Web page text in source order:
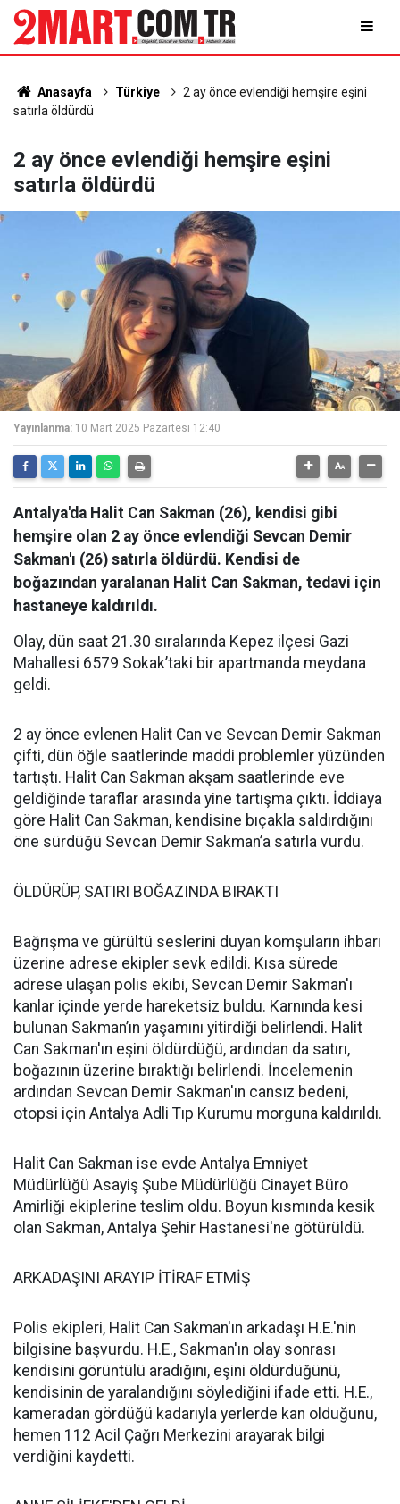
Anasayfa Türkiye
2 ay önce evlendiği hemşire eşini
satırla öldürdü
2 ay önce evlendiği hemşire eşini
satırla öldürdü
Yayınlanma: 10 Mart 2025 Pazartesi 12:40
Antalya'da Halit Can Sakman (26), kendisi gibi
hemşire olan 2 ay önce evlendiği Sevcan Demir
Sakman'ı (26) satırla öldürdü. Kendisi de
boğazından yaralanan Halit Can Sakman, tedavi için
hastaneye kaldırıldı.
Olay, dün saat 21.30 sıralarında Kepez ilçesi Gazi
Mahallesi 6579 Sokak’taki bir apartmanda meydana
geldi.
2 ay önce evlenen Halit Can ve Sevcan Demir Sakman
çifti, dün öğle saatlerinde maddi problemler yüzünden
tartıştı. Halit Can Sakman akşam saatlerinde eve
geldiğinde taraflar arasında yine tartışma çıktı. İddiaya
göre Halit Can Sakman, kendisine bıçakla saldırdığını
öne sürdüğü Sevcan Demir Sakman’a satırla vurdu.
ÖLDÜRÜP, SATIRI BOĞAZINDA BIRAKTI
Bağrışma ve gürültü seslerini duyan komşuların ihbarı
üzerine adrese ekipler sevk edildi. Kısa sürede
adrese ulaşan polis ekibi, Sevcan Demir Sakman'ı
kanlar içinde yerde hareketsiz buldu. Karnında kesi
bulunan Sakman’ın yaşamını yitirdiği belirlendi. Halit
Can Sakman'ın eşini öldürdüğü, ardından da satırı,
boğazının üzerine bıraktığı belirlendi. İncelemenin
ardından Sevcan Demir Sakman'ın cansız bedeni,
otopsi için Antalya Adli Tıp Kurumu morguna kaldırıldı.
Halit Can Sakman ise evde Antalya Emniyet
Müdürlüğü Asayiş Şube Müdürlüğü Cinayet Büro
Amirliği ekiplerine teslim oldu. Boyun kısmında kesik
olan Sakman, Antalya Şehir Hastanesi'ne götürüldü.
ARKADAŞINI ARAYIP İTİRAF ETMİŞ
Polis ekipleri, Halit Can Sakman'ın arkadaşı H.E.'nin
bilgisine başvurdu. H.E., Sakman'ın olay sonrası
kendisini görüntülü aradığını, eşini öldürdüğünü,
kendisinin de yaralandığını söylediğini ifade etti. H.E.,
kameradan gördüğü kadarıyla yerlerde kan olduğunu,
hemen 112 Acil Çağrı Merkezini arayarak bilgi
verdiğini kaydetti.